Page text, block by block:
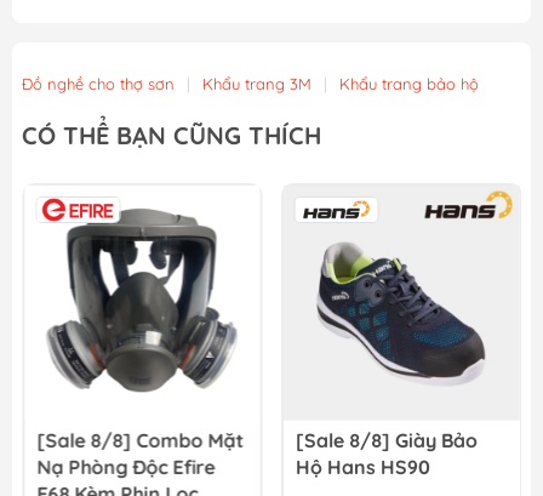
Đồ nghề cho thợ sơn | Khẩu trang 3M | Khẩu trang bảo hộ
CÓ THỂ BẠN CŨNG THÍCH
[Sale 8/8] Combo Mặt
Nạ Phòng Độc Efire
[Sale 8/8] Giày Bảo
Hộ Hans HS90